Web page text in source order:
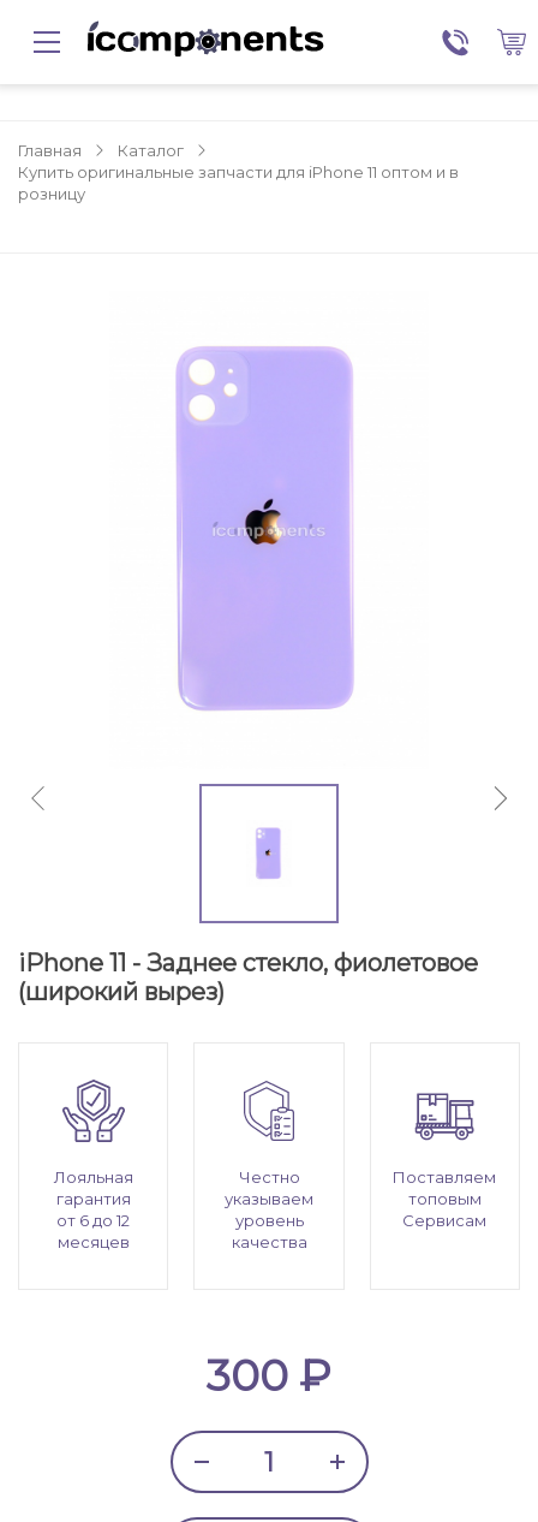
Главная
Каталог
Купить оригинальные запчасти для iPhone 11 оптом и в
розницу
iPhone 11 - Заднее стекло, фиолетовое
(широкий вырез)
Лояльная
гарантия
от 6 до 12
месяцев
Честно
указываем
уровень
качества
Поставляем
топовым
Сервисам
300 ₽